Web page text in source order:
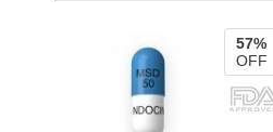
57%
OFF